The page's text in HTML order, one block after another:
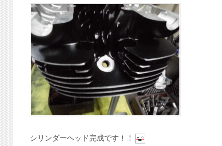
シリンダーヘッド完成です！！